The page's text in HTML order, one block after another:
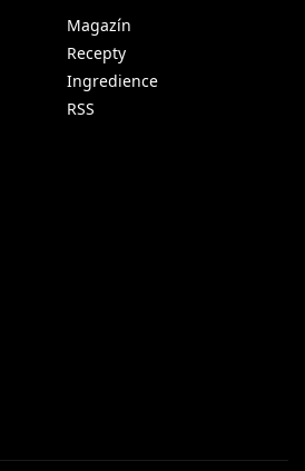
Magazín
Recepty
Ingredience
RSS